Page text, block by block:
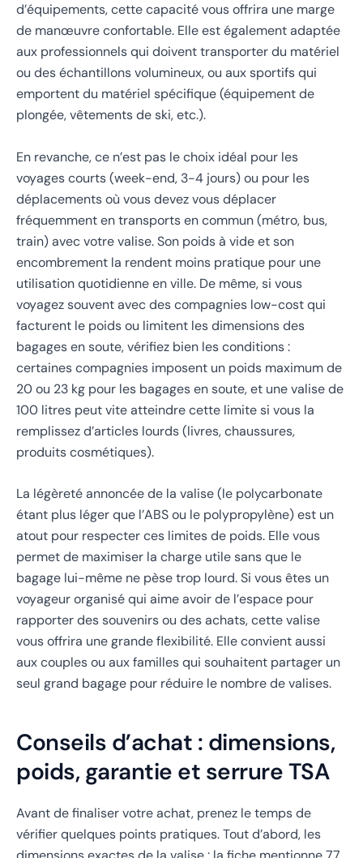
d’équipements, cette capacité vous offrira une marge
de manœuvre confortable. Elle est également adaptée
aux professionnels qui doivent transporter du matériel
ou des échantillons volumineux, ou aux sportifs qui
emportent du matériel spécifique (équipement de
plongée, vêtements de ski, etc.).
En revanche, ce n’est pas le choix idéal pour les
voyages courts (week-end, 3-4 jours) ou pour les
déplacements où vous devez vous déplacer
fréquemment en transports en commun (métro, bus,
train) avec votre valise. Son poids à vide et son
encombrement la rendent moins pratique pour une
utilisation quotidienne en ville. De même, si vous
voyagez souvent avec des compagnies low-cost qui
facturent le poids ou limitent les dimensions des
bagages en soute, vérifiez bien les conditions :
certaines compagnies imposent un poids maximum de
20 ou 23 kg pour les bagages en soute, et une valise de
100 litres peut vite atteindre cette limite si vous la
remplissez d’articles lourds (livres, chaussures,
produits cosmétiques).
La légèreté annoncée de la valise (le polycarbonate
étant plus léger que l’ABS ou le polypropylène) est un
atout pour respecter ces limites de poids. Elle vous
permet de maximiser la charge utile sans que le
bagage lui-même ne pèse trop lourd. Si vous êtes un
voyageur organisé qui aime avoir de l’espace pour
rapporter des souvenirs ou des achats, cette valise
vous offrira une grande flexibilité. Elle convient aussi
aux couples ou aux familles qui souhaitent partager un
seul grand bagage pour réduire le nombre de valises.
Conseils d’achat : dimensions,
poids, garantie et serrure TSA
Avant de finaliser votre achat, prenez le temps de
vérifier quelques points pratiques. Tout d’abord, les